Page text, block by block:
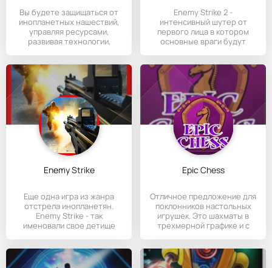
Вы будете защищаться от
инопланетных нашествий,
управляя ресурсами,
развивая технологии,
Enemy Strike 2 -
интенсивный шутер от
первого лица в котором
основные враги будут
Enemy Strike
Еще одна игра из жанра
отстрела инопланетян.
Enemy Strike - так
именовали свое детище
Epic Chess
Отличное предложение для
поклонников настольных
игрушек. Это шахматы в
трехмерной графике и с